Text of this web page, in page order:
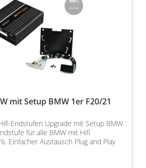
mit Setup BMW 1er F20/21
Endstufen Upgrade mit Setup BMW
für alle BMW mit Hifi
Einfacher Austausch Plug and Play